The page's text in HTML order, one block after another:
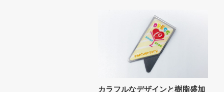
カラフルなデザインと樹脂盛加